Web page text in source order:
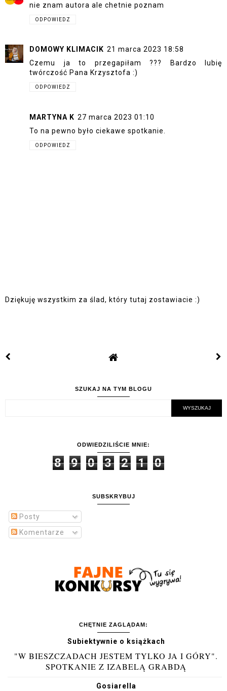
nie znam autora ale chetnie poznam
ODPOWIEDZ
DOMOWY KLIMACIK 21 marca 2023 18:58
Czemu ja to przegapiłam ??? Bardzo lubię
twórczość Pana Krzysztofa :)
ODPOWIEDZ
MARTYNA K 27 marca 2023 01:10
To na pewno było ciekawe spotkanie.
ODPOWIEDZ
Dziękuję wszystkim za ślad, który tutaj zostawiacie :)
SZUKAJ NA TYM BLOGU
ODWIEDZILIŚCIE MNIE:
8 9 0 3 2 1 0
SUBSKRYBUJ
Posty
Komentarze
CHĘTNIE ZAGLĄDAM:
Subiektywnie o książkach
"W BIESZCZADACH JESTEM TYLKO JA I GÓRY".
SPOTKANIE Z IZABELĄ GRABDĄ
Gosiarella